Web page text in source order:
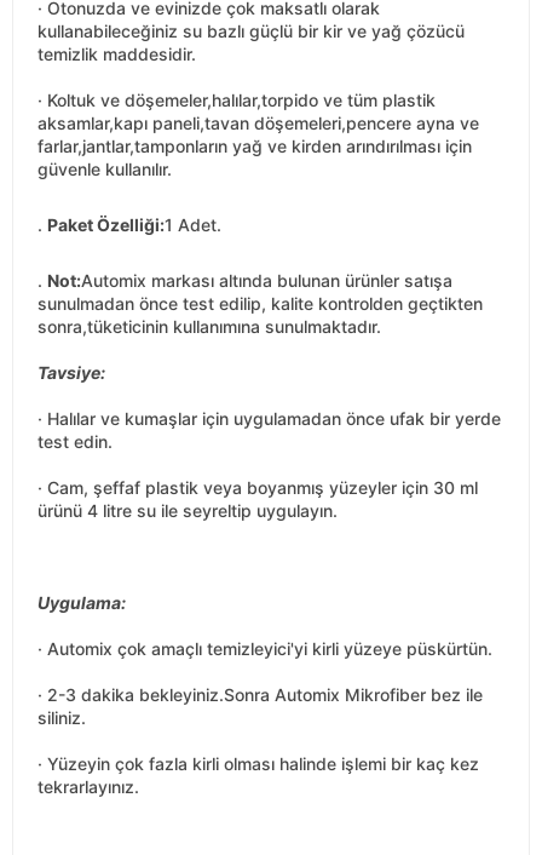
· Otonuzda ve evinizde çok maksatlı olarak
kullanabileceğiniz su bazlı güçlü bir kir ve yağ çözücü
temizlik maddesidir.
· Koltuk ve döşemeler,halılar,torpido ve tüm plastik
aksamlar,kapı paneli,tavan döşemeleri,pencere ayna ve
farlar,jantlar,tamponların yağ ve kirden arındırılması için
güvenle kullanılır.
. Paket Özelliği:1 Adet.
. Not:Automix markası altında bulunan ürünler satışa
sunulmadan önce test edilip, kalite kontrolden geçtikten
sonra,tüketicinin kullanımına sunulmaktadır.
Tavsiye:
· Halılar ve kumaşlar için uygulamadan önce ufak bir yerde
test edin.
· Cam, şeffaf plastik veya boyanmış yüzeyler için 30 ml
ürünü 4 litre su ile seyreltip uygulayın.
Uygulama:
· Automix çok amaçlı temizleyici'yi kirli yüzeye püskürtün.
· 2-3 dakika bekleyiniz.Sonra Automix Mikrofiber bez ile
siliniz.
· Yüzeyin çok fazla kirli olması halinde işlemi bir kaç kez
tekrarlayınız.